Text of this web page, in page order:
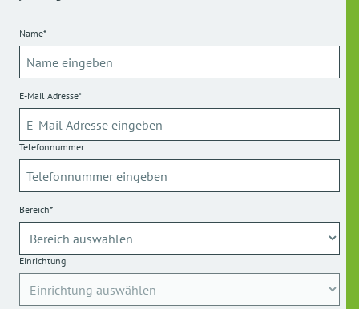
Name*
E-Mail Adresse*
Telefonnummer
Bereich*
Einrichtung